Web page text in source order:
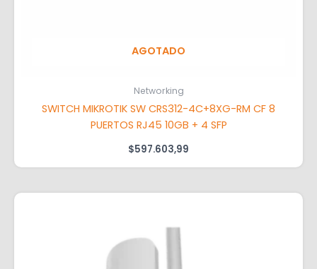
AGOTADO
Networking
SWITCH MIKROTIK SW CRS312-4C+8XG-RM CF 8
PUERTOS RJ45 10GB + 4 SFP
$597.603,99